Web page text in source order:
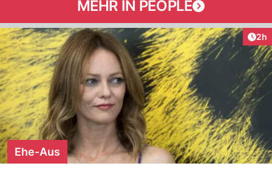
MEHR IN PEOPLE
2h
Ehe-Aus